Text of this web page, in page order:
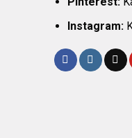
Instagram: